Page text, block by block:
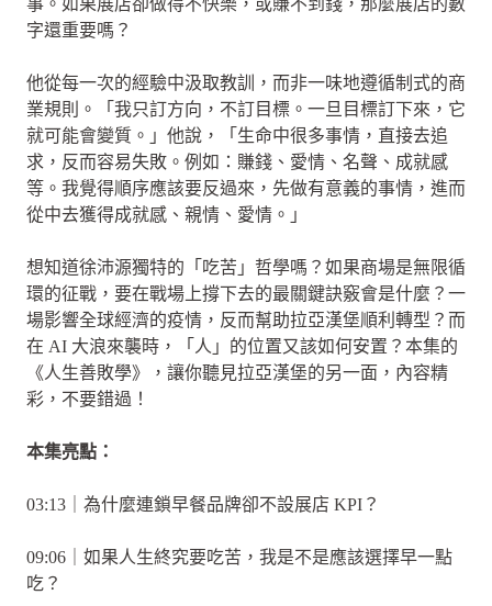
事。如果展店卻做得不快樂，或賺不到錢，那麼展店的數
字還重要嗎？
他從每一次的經驗中汲取教訓，而非一味地遵循制式的商
業規則。「我只訂方向，不訂目標。一旦目標訂下來，它
就可能會變質。」他說，「生命中很多事情，直接去追
求，反而容易失敗。例如：賺錢、愛情、名聲、成就感
等。我覺得順序應該要反過來，先做有意義的事情，進而
從中去獲得成就感、親情、愛情。」
想知道徐沛源獨特的「吃苦」哲學嗎？如果商場是無限循
環的征戰，要在戰場上撐下去的最關鍵訣竅會是什麼？一
場影響全球經濟的疫情，反而幫助拉亞漢堡順利轉型？而
在 AI 大浪來襲時，「人」的位置又該如何安置？本集的
《人生善敗學》，讓你聽見拉亞漢堡的另一面，內容精
彩，不要錯過！
本集亮點：
03:13｜為什麼連鎖早餐品牌卻不設展店 KPI？
09:06｜如果人生終究要吃苦，我是不是應該選擇早一點
吃？